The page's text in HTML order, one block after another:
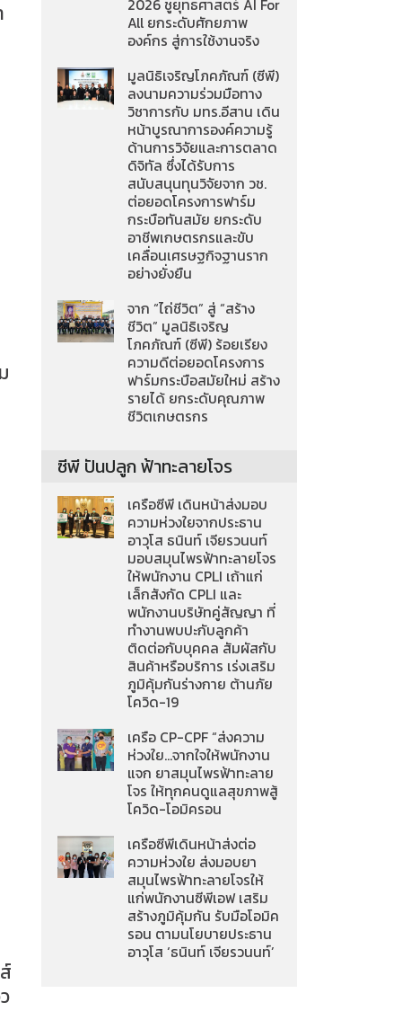
2026 ชูยุทธศาสตร์ AI For
All ยกระดับศักยภาพ
องค์กร สู่การใช้งานจริง
มูลนิธิเจริญโภคภัณฑ์ (ซีพี)
ลงนามความร่วมมือทาง
วิชาการกับ มทร.อีสาน เดิน
หน้าบูรณาการองค์ความรู้
ด้านการวิจัยและการตลาด
ดิจิทัล ซึ่งได้รับการ
สนับสนุนทุนวิจัยจาก วช.
ต่อยอดโครงการฟาร์ม
กระบือทันสมัย ยกระดับ
อาชีพเกษตรกรและขับ
เคลื่อนเศรษฐกิจฐานราก
อย่างยั่งยืน
จาก “ไถ่ชีวิต” สู่ “สร้าง
ชีวิต” มูลนิธิเจริญ
โภคภัณฑ์ (ซีพี) ร้อยเรียง
ความดีต่อยอดโครงการ
ฟาร์มกระบือสมัยใหม่ สร้าง
รายได้ ยกระดับคุณภาพ
ชีวิตเกษตรกร
ซีพี ปันปลูก ฟ้าทะลายโจร
เครือซีพี เดินหน้าส่งมอบ
ความห่วงใยจากประธาน
อาวุโส ธนินท์ เจียรวนนท์
มอบสมุนไพรฟ้าทะลายโจร
ให้พนักงาน CPLI เถ้าแก่
เล็กสังกัด CPLI และ
พนักงานบริษัทคู่สัญญา ที่
ทำงานพบปะกับลูกค้า
ติดต่อกับบุคคล สัมผัสกับ
สินค้าหรือบริการ เร่งเสริม
ภูมิคุ้มกันร่างกาย ต้านภัย
โควิด-19
เครือ CP-CPF “ส่งความ
ห่วงใย…จากใจให้พนักงาน
แจก ยาสมุนไพรฟ้าทะลาย
โจร ให้ทุกคนดูแลสุขภาพสู้
โควิด-โอมิครอน
เครือซีพีเดินหน้าส่งต่อ
ความห่วงใย ส่งมอบยา
สมุนไพรฟ้าทะลายโจรให้
แก่พนักงานซีพีเอฟ เสริม
สร้างภูมิคุ้มกัน รับมือโอมิค
รอน ตามนโยบายประธาน
อาวุโส ‘ธนินท์ เจียรวนนท์’